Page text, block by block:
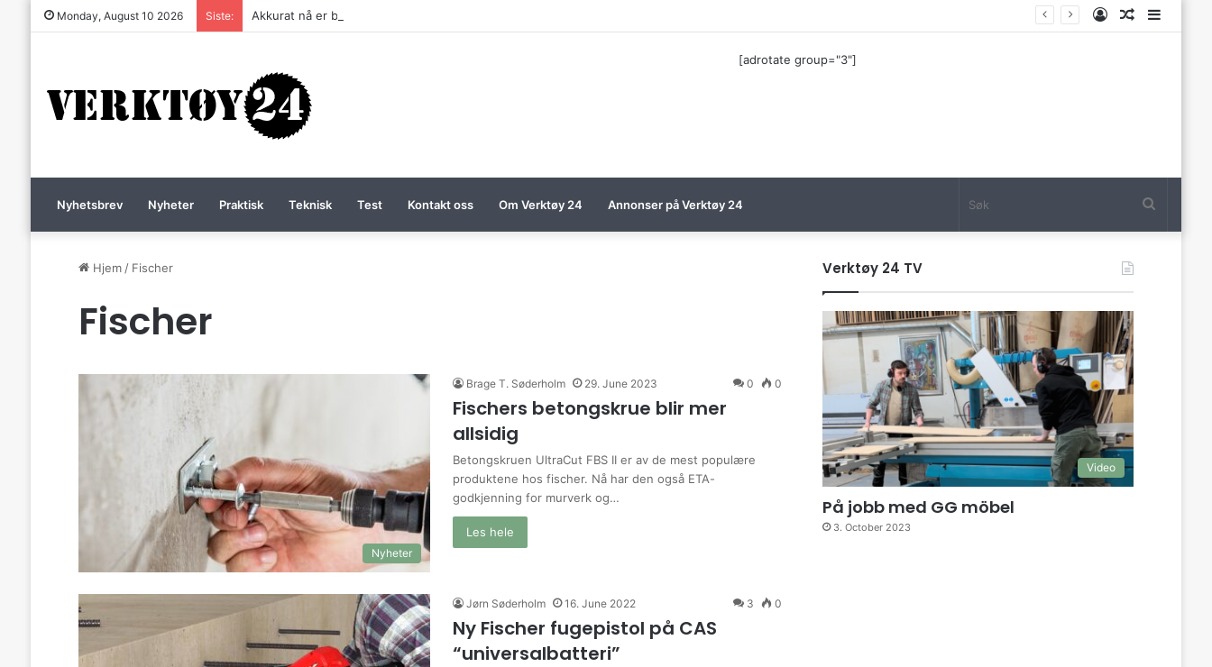
Monday, August 10 2026 Siste: Akkurat nå er batteri-bordsaga til Festool billigere Sidebar
Tilfeldig
Log
[adrotate group="3"]
Nyhetsbrev Nyheter Praktisk Teknisk Test Kontakt oss Om Verktøy 24 Annonser på Verktøy 24
Hjem / Fischer
Fischer
Nyheter
Brage T. Søderholm 29. June 2023 0 0
Fischers betongskrue blir mer
allsidig
Betongskruen UltraCut FBS II er av de mest populære
produktene hos fischer. Nå har den også ETA-
godkjenning for murverk og…
Les hele
Jørn Søderholm 16. June 2022 3 0
Ny Fischer fugepistol på CAS
“universalbatteri”
Verktøy 24 TV
Video
På jobb med GG möbel
3. October 2023